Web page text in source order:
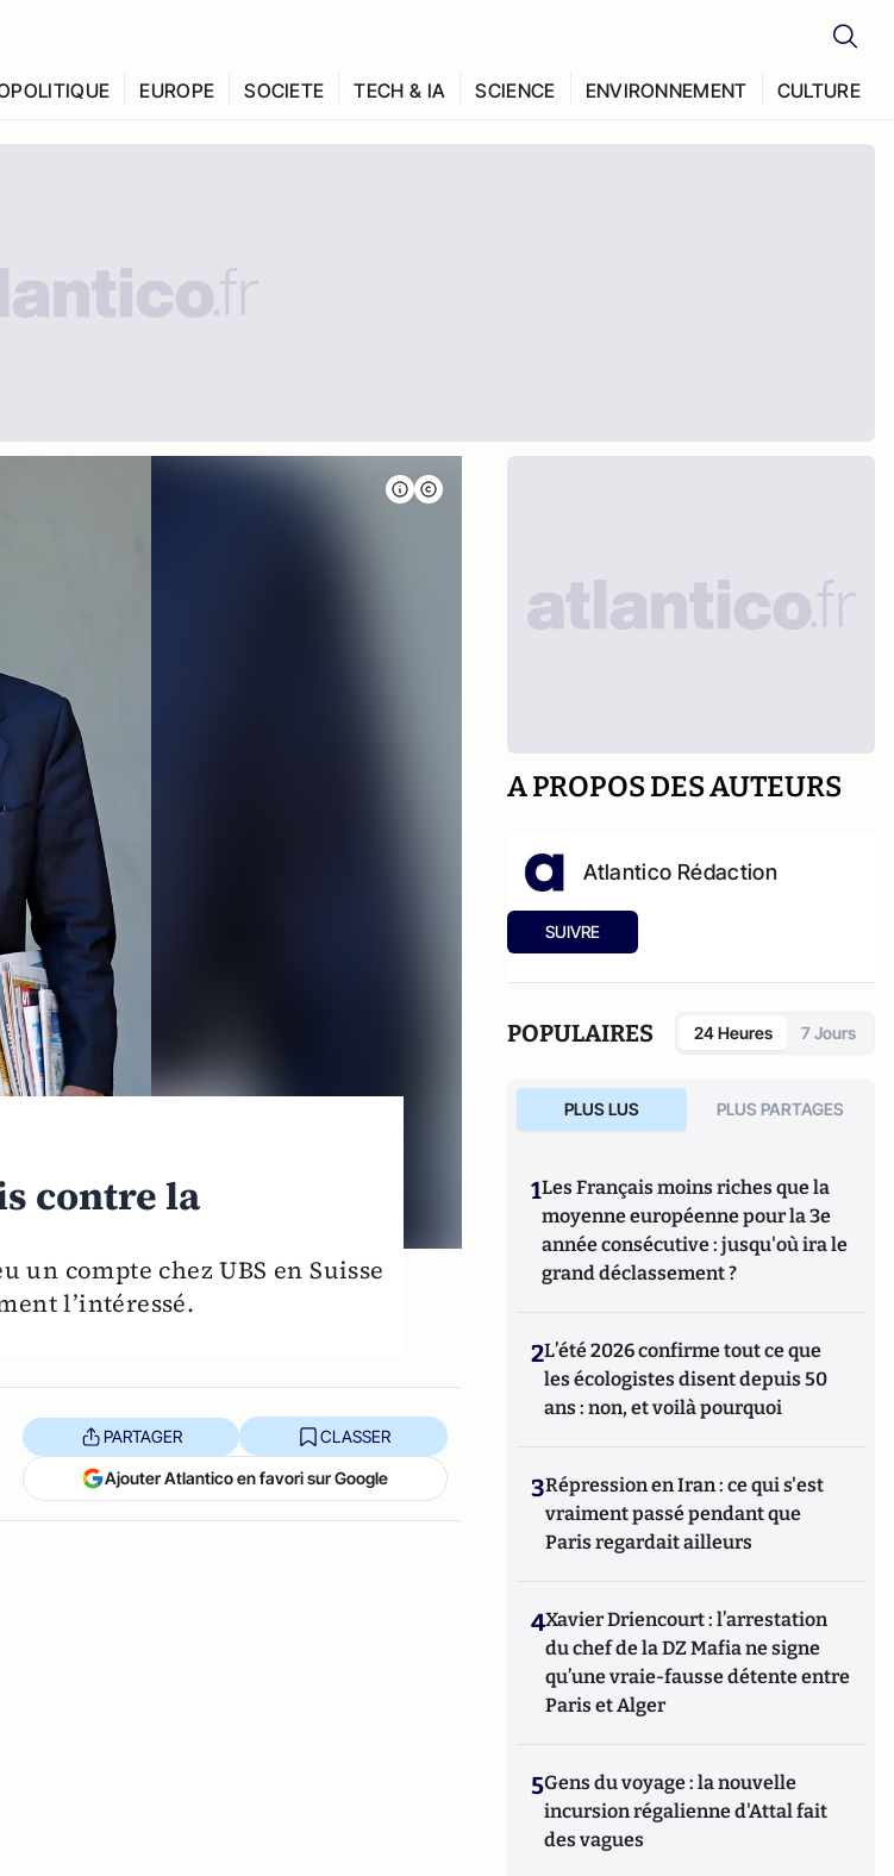
EUROPE SOCIETE TECH & IA SCIENCE ENVIRONNEMENT CULTURE
contre la
un compte chez UBS en Suisse
l’intéressé.
PARTAGER CLASSER
Ajouter Atlantico en favori sur Google
A PROPOS DES AUTEURS
Atlantico Rédaction
SUIVRE
POPULAIRES 24 Heures 7 Jours
PLUS LUS PLUS PARTAGES
1Les Français moins riches que la
moyenne européenne pour la 3e
année consécutive : jusqu'où ira le
grand déclassement ?
2L’été 2026 confirme tout ce que
les écologistes disent depuis 50
ans : non, et voilà pourquoi
3Répression en Iran : ce qui s'est
vraiment passé pendant que
Paris regardait ailleurs
4Xavier Driencourt : l’arrestation
du chef de la DZ Mafia ne signe
qu’une vraie-fausse détente entre
Paris et Alger
5Gens du voyage : la nouvelle
incursion régalienne d'Attal fait
des vagues